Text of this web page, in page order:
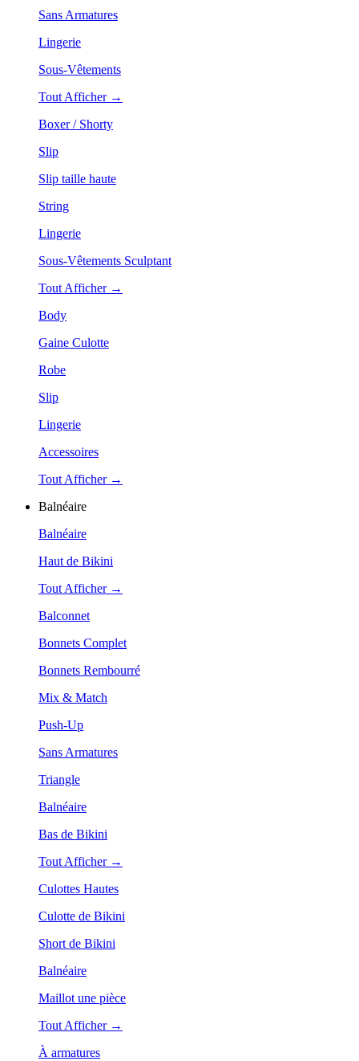
Sans Armatures
Lingerie
Sous-Vêtements
Tout Afficher →
Boxer / Shorty
Slip
Slip taille haute
String
Lingerie
Sous-Vêtements Sculptant
Tout Afficher →
Body
Gaine Culotte
Robe
Slip
Lingerie
Accessoires
Tout Afficher →
Balnéaire
Balnéaire
Haut de Bikini
Tout Afficher →
Balconnet
Bonnets Complet
Bonnets Rembourré
Mix & Match
Push-Up
Sans Armatures
Triangle
Balnéaire
Bas de Bikini
Tout Afficher →
Culottes Hautes
Culotte de Bikini
Short de Bikini
Balnéaire
Maillot une pièce
Tout Afficher →
À armatures